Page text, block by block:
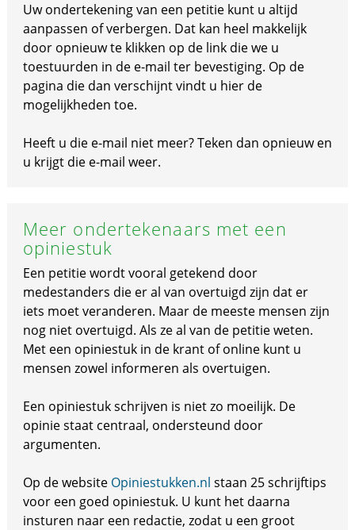
Uw ondertekening van een petitie kunt u altijd
aanpassen of verbergen. Dat kan heel makkelijk
door opnieuw te klikken op de link die we u
toestuurden in de e-mail ter bevestiging. Op de
pagina die dan verschijnt vindt u hier de
mogelijkheden toe.
Heeft u die e-mail niet meer? Teken dan opnieuw en
u krijgt die e-mail weer.
Meer ondertekenaars met een
opiniestuk
Een petitie wordt vooral getekend door
medestanders die er al van overtuigd zijn dat er
iets moet veranderen. Maar de meeste mensen zijn
nog niet overtuigd. Als ze al van de petitie weten.
Met een opiniestuk in de krant of online kunt u
mensen zowel informeren als overtuigen.
Een opiniestuk schrijven is niet zo moeilijk. De
opinie staat centraal, ondersteund door
argumenten.
Op de website Opiniestukken.nl staan 25 schrijftips
voor een goed opiniestuk. U kunt het daarna
insturen naar een redactie, zodat u een groot